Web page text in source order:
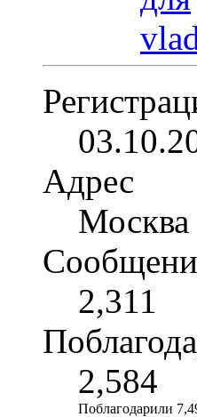
Адрес
Москва
2,311
2,584
Поблагодарили